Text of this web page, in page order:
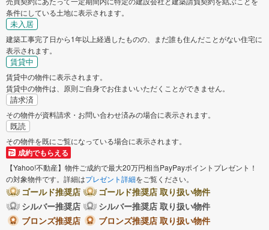
条件にしている土地に表示されます。
未入居
建築工事完了日から1年以上経過したものの、まだ誰も住んだことがない住宅に
表示されます。
賃貸中
賃貸中の物件に表示されます。
賃貸中の物件は、原則ご自身でお住まいいただくことができません。
請求済
その物件が資料請求・お問い合わせ済みの場合に表示されます。
既読
その物件を既にご覧になっている場合に表示されます。
成約でもらえる
【Yahoo!不動産】物件ご成約で最大20万円相当PayPayポイントプレゼント！
の対象物件です。詳細はプレゼント詳細をご覧ください。
ゴールド推奨店
ゴールド推奨店 取り扱い物件
シルバー推奨店
シルバー推奨店 取り扱い物件
ブロンズ推奨店
ブロンズ推奨店 取り扱い物件